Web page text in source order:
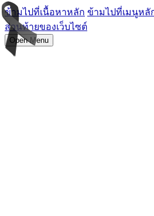
ข้ามไปที่เนื้อหาหลัก ข้ามไปที่เมนูหลั
ส่วนท้ายของเว็บไซต์
Open Menu